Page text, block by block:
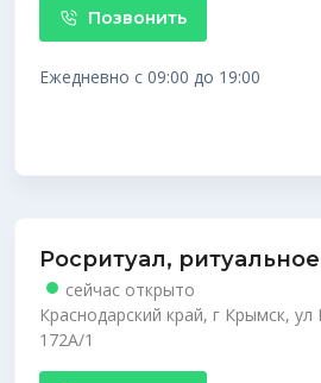
Позвонить
Ежедневно с 09:00 до 19:00
Росритуал,
сейчас открыто
Краснодарский край, г Крымск,
172А/1